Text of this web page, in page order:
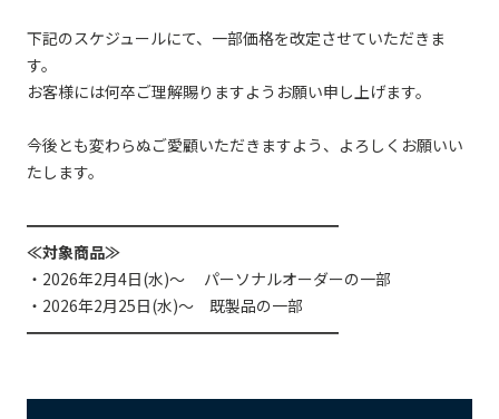
下記のスケジュールにて、一部価格を改定させていただきま
す。
お客様には何卒ご理解賜りますようお願い申し上げます。
今後とも変わらぬご愛顧いただきますよう、よろしくお願いい
たします。
━━━━━━━━━━━━━━━━━━━━
≪対象商品≫
・2026年2月4日(水)～ パーソナルオーダーの一部
・2026年2月25日(水)～ 既製品の一部
━━━━━━━━━━━━━━━━━━━━